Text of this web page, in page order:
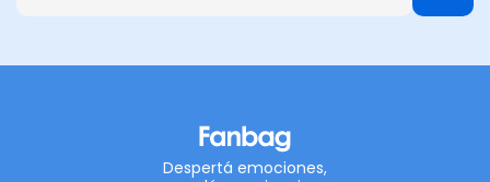
Despertá emociones,